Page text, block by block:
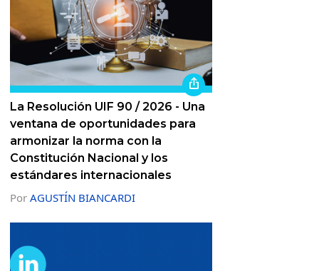
La Resolución UIF 90 / 2026 - Una
ventana de oportunidades para
armonizar la norma con la
Constitución Nacional y los
estándares internacionales
Por AGUSTÍN BIANCARDI